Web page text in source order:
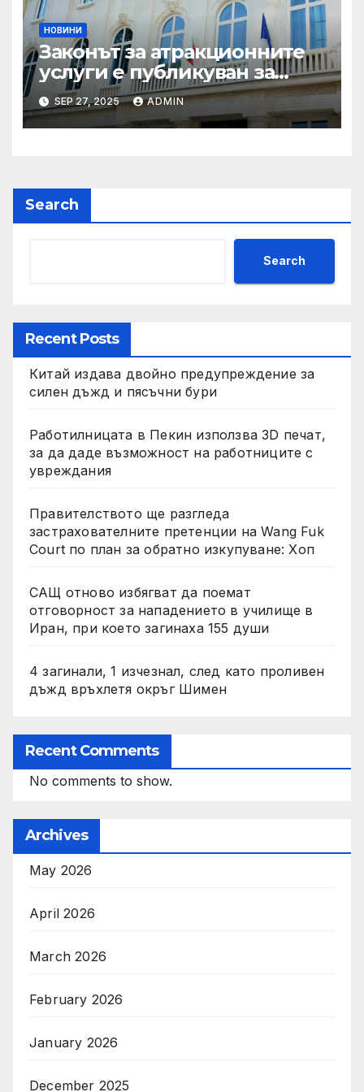
НОВИНИ
Законът за атракционните
услуги е публикуван за
обществено обсъждане
SEP 27, 2025 ADMIN
Search
Search
Recent Posts
Китай издава двойно предупреждение за
силен дъжд и пясъчни бури
Работилницата в Пекин използва 3D печат,
за да даде възможност на работниците с
увреждания
Правителството ще разгледа
застрахователните претенции на Wang Fuk
Court по план за обратно изкупуване: Хоп
САЩ отново избягват да поемат
отговорност за нападението в училище в
Иран, при което загинаха 155 души
4 загинали, 1 изчезнал, след като проливен
дъжд връхлетя окръг Шимен
Recent Comments
No comments to show.
Archives
May 2026
April 2026
March 2026
February 2026
January 2026
December 2025